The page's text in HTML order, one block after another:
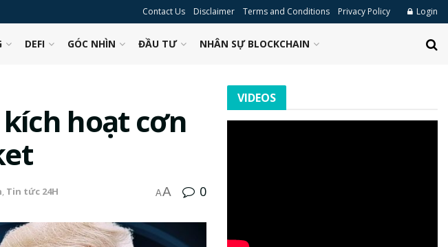
Contact Us Disclaimer Terms and Conditions Privacy Policy Login
DEFI GÓC NHÌN ĐẦU TƯ NHÂN SỰ BLOCKCHAIN
hoạt cơn
, Tin tức 24H AA 0
VIDEOS